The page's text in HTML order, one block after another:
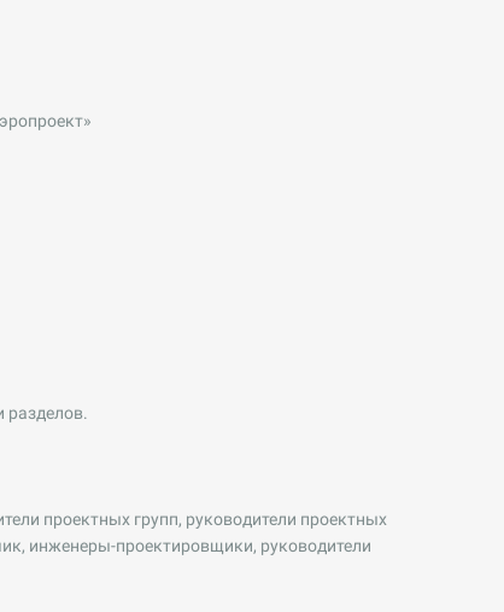
разделов.
проектных групп, руководители проектных
инженеры-проектировщики, руководители